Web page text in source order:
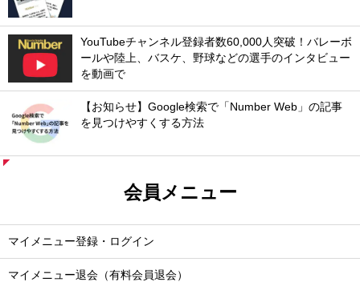
YouTubeチャンネル登録者数60,000人突破！バレーボ
ールや陸上、バスケ、野球などの選手のインタビュー
を動画で
【お知らせ】Google検索で「Number Web」の記事
を見つけやすくする方法
会員メニュー
マイメニュー登録・ログイン
マイメニュー退会（有料会員退会）